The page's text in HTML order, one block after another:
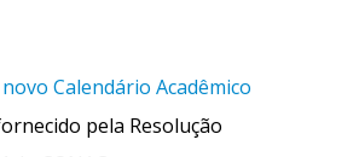
novo Calendário Acadêmico
pela Resolução